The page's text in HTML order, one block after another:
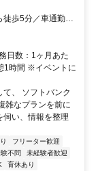
徒歩5分／車通勤可
日数：1ヶ月あた
1時間 ※イベントに
、 ソフトバンク
雑なプランを前に
伺い、情報を整理
フリーター歓迎
不問
未経験者歓迎
育休あり